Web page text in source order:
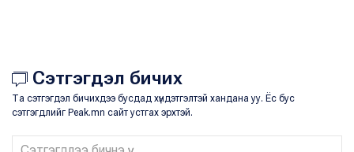
Сэтгэгдэл бичих
Та сэтгэгдэл бичихдээ бусдад хүндэтгэлтэй хандана уу. Ёс бус
сэтгэгдлийг Peak.mn сайт устгах эрхтэй.